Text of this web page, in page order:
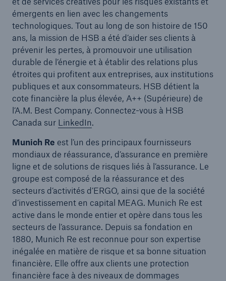
émergents en lien avec les changements
technologiques. Tout au long de son histoire de 150
ans, la mission de HSB a été d’aider ses clients à
prévenir les pertes, à promouvoir une utilisation
durable de l’énergie et à établir des relations plus
étroites qui profitent aux entreprises, aux institutions
publiques et aux consommateurs. HSB détient la
cote financière la plus élevée, A++ (Supérieure) de
l’A.M. Best Company. Connectez-vous à HSB
Canada sur LinkedIn.
Munich Re est l’un des principaux fournisseurs
mondiaux de réassurance, d’assurance en première
ligne et de solutions de risques liés à l’assurance. Le
groupe est composé de la réassurance et des
secteurs d’activités d’ERGO, ainsi que de la société
d’investissement en capital MEAG. Munich Re est
active dans le monde entier et opère dans tous les
secteurs de l’assurance. Depuis sa fondation en
1880, Munich Re est reconnue pour son expertise
inégalée en matière de risque et sa bonne situation
financière. Elle offre aux clients une protection
financière face à des niveaux de dommages